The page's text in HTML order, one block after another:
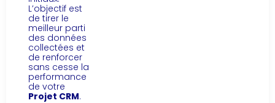
L’objectif est
de tirer le
meilleur parti
des données
collectées et
de renforcer
sans cesse la
performance
de votre
Projet CRM.